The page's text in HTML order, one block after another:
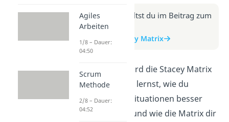
Weitere Infos erhältst du im Beitrag zum
Video
zum Beitrag: Stacey Matrix
In diesem Video wird die Stacey Matrix
einfach erklärt. Du lernst, wie du
komplexe Projektsituationen besser
verstehen kannst und wie die Matrix dir
Agiles
Arbeiten
1/8 – Dauer:
04:50
Scrum
Methode
2/8 – Dauer:
04:52